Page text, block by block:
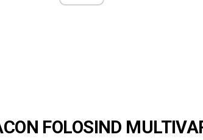
FOLOSIND